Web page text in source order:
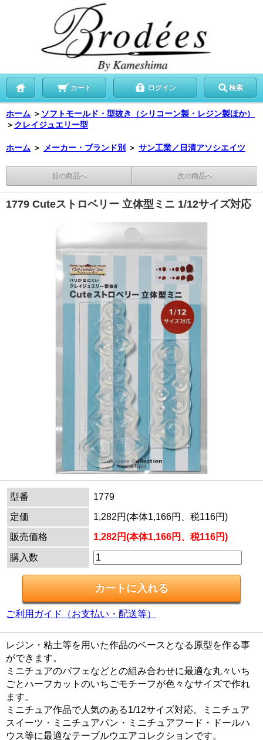
カート ログイン 検索
ホーム ＞ ソフトモールド・型抜き（シリコーン製・レジン製ほか）
＞ クレイジュエリー型
ホーム ＞ メーカー・ブランド別 ＞ サン工業／日清アソシエイツ
前の商品へ 次の商品へ
1779 Cuteストロベリー 立体型ミニ 1/12サイズ対応
型番
1779
定価
1,282円(本体1,166円、税116円)
販売価格
1,282円(本体1,166円、税116円)
購入数
ご利用ガイド（お支払い・配送等）
レジン・粘土等を用いた作品のベースとなる原型を作る事
ができます。
ミニチュアのパフェなどとの組み合わせに最適な丸々いち
ごとハーフカットのいちごモチーフが色々なサイズで作れ
ます。
ミニチュア作品で人気のある1/12サイズ対応。ミニチュア
スイーツ・ミニチュアパン・ミニチュアフード・ドールハ
ウス等に最適なテーブルウエアコレクションです。